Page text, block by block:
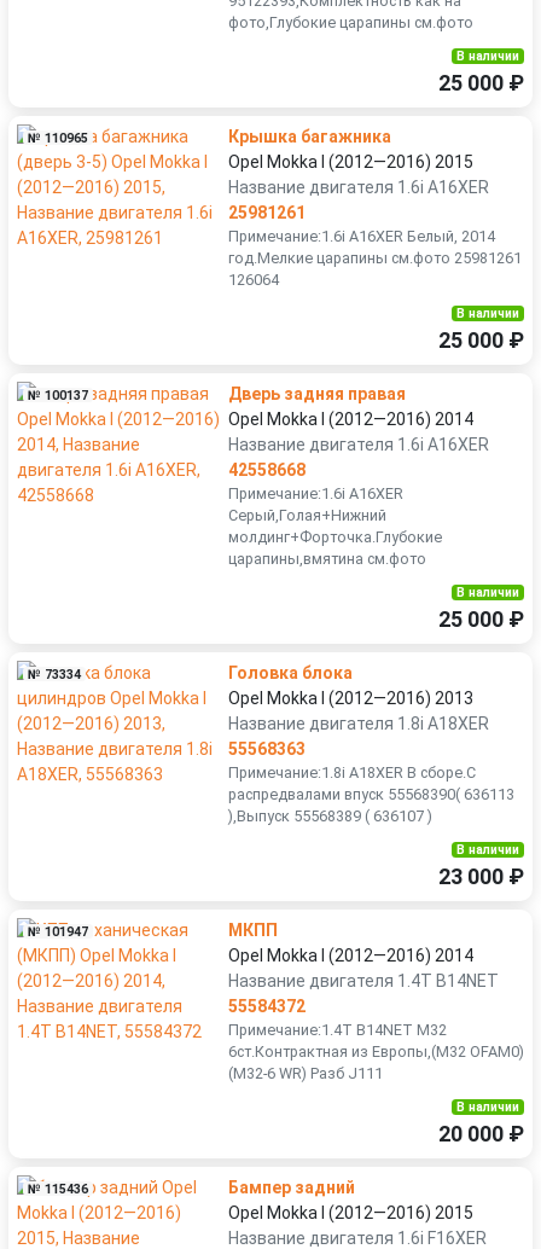
фото,Глубокие царапины см.фото
В наличии
25 000 ₽
№ 110965
Крышка багажника
Opel Mokka I (2012—2016) 2015
Название двигателя 1.6i A16XER
25981261
Примечание:1.6i A16XER Белый, 2014
год.Мелкие царапины см.фото 25981261
126064
В наличии
25 000 ₽
№ 100137
Дверь задняя правая
Opel Mokka I (2012—2016) 2014
Название двигателя 1.6i A16XER
42558668
Примечание:1.6i A16XER
Серый,Голая+Нижний
молдинг+Форточка.Глубокие
царапины,вмятина см.фото
В наличии
25 000 ₽
№ 73334
Головка блока
Opel Mokka I (2012—2016) 2013
Название двигателя 1.8i A18XER
55568363
Примечание:1.8i A18XER В сборе.С
распредвалами впуск 55568390( 636113
),Выпуск 55568389 ( 636107 )
В наличии
23 000 ₽
№ 101947
МКПП
Opel Mokka I (2012—2016) 2014
Название двигателя 1.4T B14NET
55584372
Примечание:1.4T B14NET M32
6ст.Контрактная из Европы,(M32 OFAM0)
(M32-6 WR) Разб J111
В наличии
20 000 ₽
№ 115436
Бампер задний
Opel Mokka I (2012—2016) 2015
Название двигателя 1.6i F16XER